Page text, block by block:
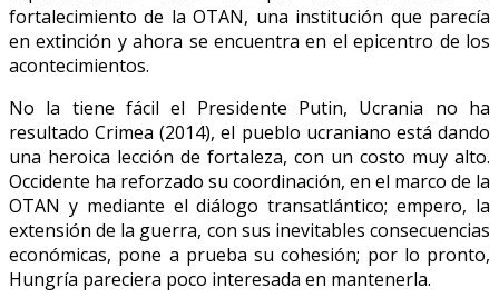
fortalecimiento de la OTAN, una institución que parecía
en extinción y ahora se encuentra en el epicentro de los
acontecimientos.
No la tiene fácil el Presidente Putin, Ucrania no ha
resultado Crimea (2014), el pueblo ucraniano está dando
una heroica lección de fortaleza, con un costo muy alto.
Occidente ha reforzado su coordinación, en el marco de la
OTAN y mediante el diálogo transatlántico; empero, la
extensión de la guerra, con sus inevitables consecuencias
económicas, pone a prueba su cohesión; por lo pronto,
Hungría pareciera poco interesada en mantenerla.